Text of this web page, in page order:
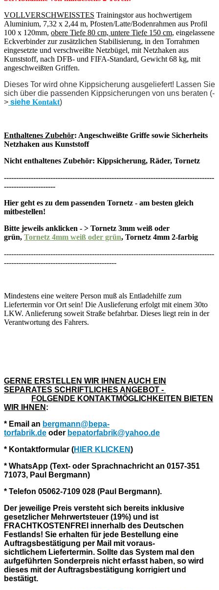
VOLLVERSCHWEISSTES Trainingstor aus hochwertigem
Aluminium, 7,32 x 2,44 m, Pfosten/Latte/Bodenrahmen aus Profil
100 x 120mm, obere Tiefe 80 cm, untere Tiefe 150 cm, eingelassene
Eckverbinder zur zusätzlichen Stabilisierung, in den Torrahmen
eingesetzte und verschweißte Netzbügel, mit Netzhaken aus
Kunststoff, nach DFB- und FIFA-Standard, Gewicht 68 kg, mit
angeschweißten Griffen.
Dieses Tor wird ohne Kippsicherung ausgeliefert! Lassen Sie
sich über die passenden Kippsicherungen von uns beraten (-
> siehe Kontakt)
Enthaltenes Zubehör: Angeschweißte Griffe sowie Sicherheits
Netzhaken aus Kunststoff
Nicht enthaltenes Zubehör: Kippsicherung, Räder, Tornetz
--------------------------------------------------------------------------------------
---------------------
Hier geht es zu dem passenden Tornetz - am besten gleich
mitbestellen!
Bitte jeweils anklicken - > Tornetz 3mm weiß oder
grün, Tornetz 4mm weiß oder grün, Tornetz 4mm 2-farbig
--------------------------------------------------------------------------------------
----------------------------------------------
Mindestens eine weitere Person muß als Entladehilfe zum
Liefertermin vor Ort sein! Die Auslieferung erfolgt mit einem 30to
LKW. Anlieferung soweit Straße befahrbar. Dieses liegt rein in der
Verantwortung des Fahrers.
GERNE ERSTELLEN WIR IHNEN AUCH EIN
SEPARATES SCHRIFTLICHES ANGEBOT -
FOLGENDE KONTAKTMÖGLICHKEITEN BIETEN
WIR IHNEN :
* Email an bergmann@bepa-
torfabrik.de oder bepatorfabrik@yahoo.de
* Kontaktformular (HIER KLICKEN)
* WhatsApp (Text- oder Sprachnachricht an 0157-351
71073, Paul Bergmann)
* Telefon 05062-7109 028 (Paul Bergmann).
Der jeweilige Preis versteht sich bereits inklusive
gesetzlicher Mehrwertsteuer (19%) und ist
FRACHTKOSTENFREI innerhalb des Deutschen
Festlands! Sie erhalten für jede Bestellung eine
Auftragsbestätigung per Mail mit voraus-
sichtlichem Liefertermin. Sollte das System mal den
aufgeführten Sonderpreis nicht erfasst haben, so wird
dieses mit der Auftragsbestätigung korrigiert und
bestätigt.